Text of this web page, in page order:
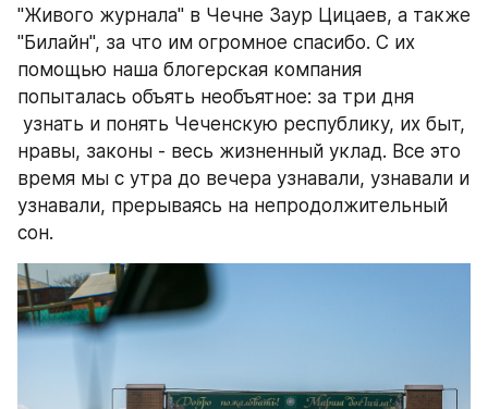
"Живого журнала" в Чечне Заур Цицаев, а также
"Билайн", за что им огромное спасибо. С их
помощью наша блогерская компания
попыталась объять необъятное: за три дня
узнать и понять Чеченскую республику, их быт,
нравы, законы - весь жизненный уклад. Все это
время мы с утра до вечера узнавали, узнавали и
узнавали, прерываясь на непродолжительный
сон.